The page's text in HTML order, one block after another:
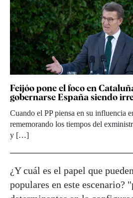
Feijóo pone el foco en
gobernarse España siendo
Cuando el PP piensa en su influencia
rememorando los tiempos del
y […]
¿Y cuál es el papel que
populares en este escenario?